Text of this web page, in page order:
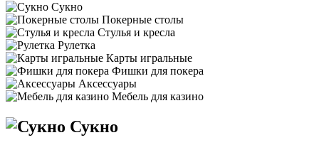
Сукно
Покерные столы
Стулья и кресла
Рулетка
Карты игральные
Фишки для покера
Аксессуары
Мебель для казино
Сукно